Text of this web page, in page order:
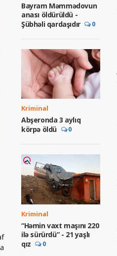
Bayram Məmmədovun
anası öldürüldü -
Şübhəli qardaşıdır
0
Kriminal
Abşeronda 3 aylıq
körpə öldü
0
Kriminal
“Həmin vaxt maşını 220
ilə sürürdü” - 21 yaşlı
qız
0